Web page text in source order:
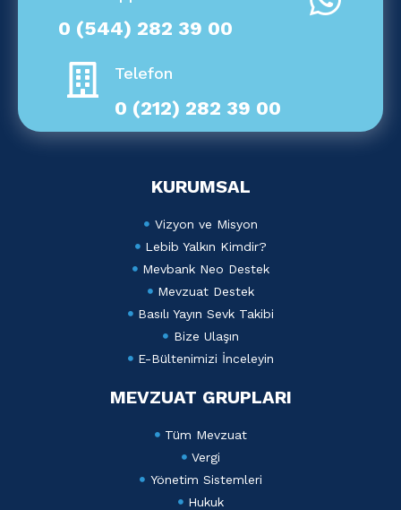
0 (544) 282 39 00
Telefon
0 (212) 282 39 00
KURUMSAL
Vizyon ve Misyon
Lebib Yalkın Kimdir?
Mevbank Neo Destek
Mevzuat Destek
Basılı Yayın Sevk Takibi
Bize Ulaşın
E-Bültenimizi İnceleyin
MEVZUAT GRUPLARI
Tüm Mevzuat
Vergi
Yönetim Sistemleri
Hukuk